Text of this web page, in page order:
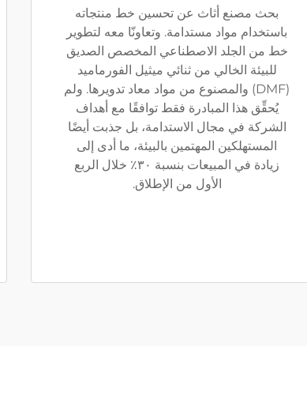
بحث مصنع أثاث عن تحسين خط منتجاته
باستخدام مواد مستدامة. وتعاونّا معه لتطوير
خط من الجلد الاصطناعي المخصص الصديق
للبيئة الخالي من ثنائي ميثيل الفورماميد
(DMF) والمصنوع من مواد معاد تدويرها. ولم
يُحقِّق هذا المبادرة فقط توافقًا مع أهداف
الشركة في مجال الاستدامة، بل جذبت أيضًا
المستهلكين المهتمين بالبيئة، ما أدى إلى
زيادة في المبيعات بنسبة ٣٠٪ خلال الربع
الأول من الإطلاق.